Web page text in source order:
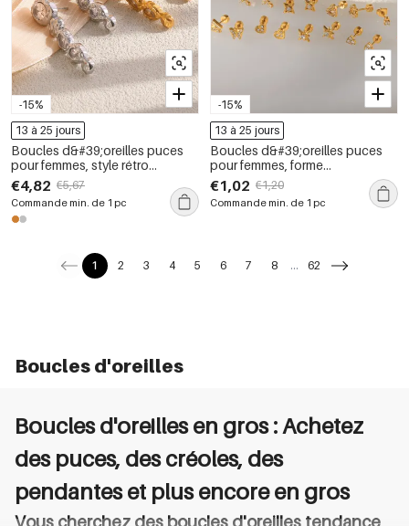
-15%
13 à 25 jours
Boucles d&#39;oreilles puces
pour femmes, style rétro
classique, en acier inoxydable,
étanches, couleur or, avec
zircon.
€4,82 €5,67
Commande min. de 1 pc
-15%
13 à 25 jours
Boucles d&#39;oreilles puces
pour femmes, forme
géométrique simple, en acier
inoxydable, étanches, couleur
or, ornées de strass.
€1,02 €1,20
Commande min. de 1 pc
1 2 3 4 5 6 7 8 ... 62
Boucles d'oreilles
Boucles d'oreilles en gros : Achetez
des puces, des créoles, des
pendantes et plus encore en gros
Vous cherchez des boucles d'oreilles tendance